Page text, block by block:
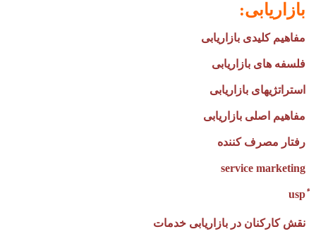
بازاریابی:
مفاهیم کلیدی بازاریابی
فلسفه های بازاریابی
استراتژیهای بازاریابی
مفاهیم اصلی بازاریابی
رفتار مصرف کننده
service marketing
نقش کارکنان در بازاریابی خدمات